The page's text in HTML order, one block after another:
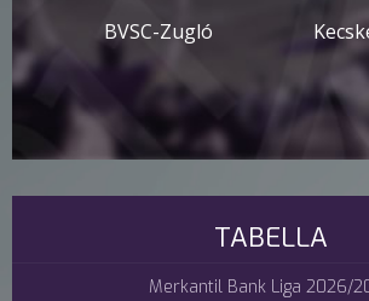
BVSC-Zugló
TABELLA
Merkantil Bank Liga 2026/